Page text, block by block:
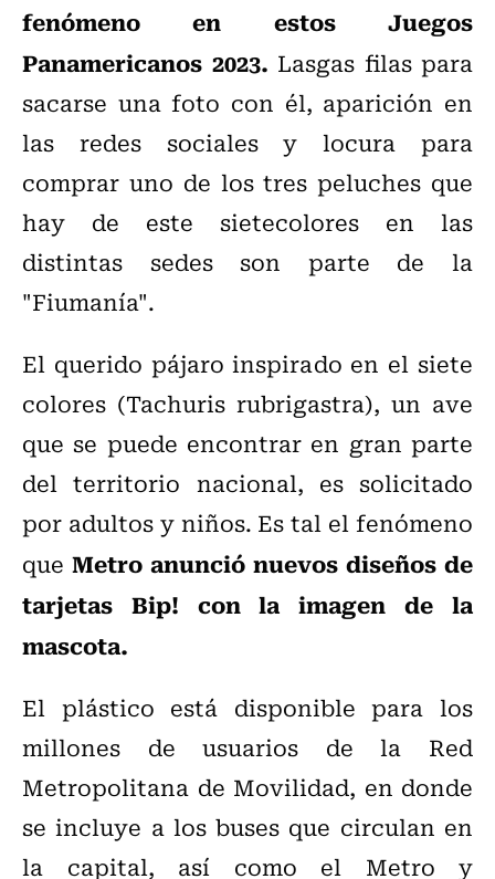
fenómeno en estos Juegos
Panamericanos 2023. Lasgas filas para
sacarse una foto con él, aparición en
las redes sociales y locura para
comprar uno de los tres peluches que
hay de este sietecolores en las
distintas sedes son parte de la
"Fiumanía".
El querido pájaro inspirado en el siete
colores (Tachuris rubrigastra), un ave
que se puede encontrar en gran parte
del territorio nacional, es solicitado
por adultos y niños. Es tal el fenómeno
que Metro anunció nuevos diseños de
tarjetas Bip! con la imagen de la
mascota.
El plástico está disponible para los
millones de usuarios de la Red
Metropolitana de Movilidad, en donde
se incluye a los buses que circulan en
la capital, así como el Metro y